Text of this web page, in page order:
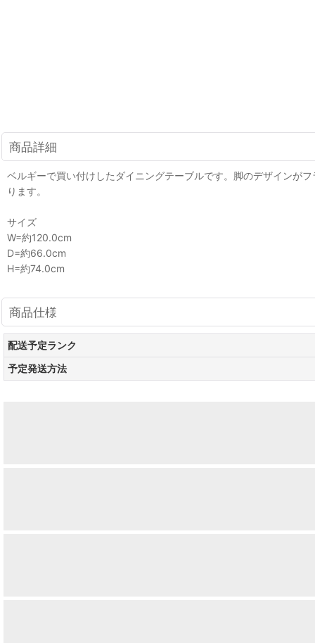
商品詳細
ベルギーで買い付けしたダイニングテーブルです。脚のデザインが
ります。
サイズ
W=約120.0cm
D=約66.0cm
H=約74.0cm
商品仕様
配送予定ランク
予定発送方法